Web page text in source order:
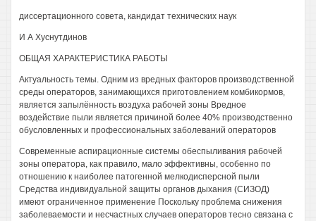
диссертационного совета, кандидат технических наук
И А Хуснутдинов
ОБЩАЯ ХАРАКТЕРИСТИКА РАБОТЫ
Актуальность темы. Одним из вредных факторов производственной
среды операторов, занимающихся приготовлением комбикормов,
является запылённость воздуха рабочей зоны Вредное
воздействие пыли является причиной более 40% производственно
обусловленных и профессиональных заболеваний операторов
Современные аспирационные системы обеспыливания рабочей
зоны оператора, как правило, мало эффективны, особенно по
отношению к наиболее патогенной мелкодисперсной пыли
Средства индивидуальной защиты органов дыхания (СИЗОД)
имеют ограниченное применение Поскольку проблема снижения
заболеваемости и несчастных случаев операторов тесно связана с